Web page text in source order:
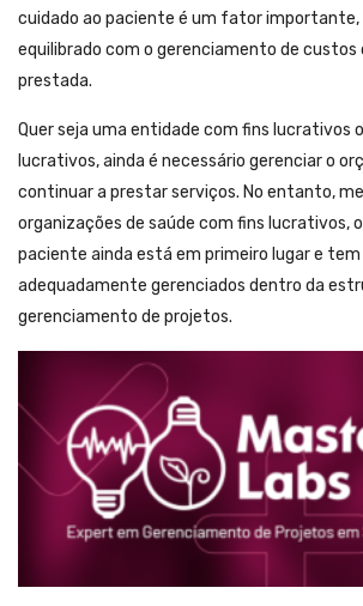
cuidado ao paciente é um fator importante,
equilibrado com o gerenciamento de custos
prestada.
Quer seja uma entidade com fins lucrativos
lucrativos, ainda é necessário gerenciar o
continuar a prestar serviços. No entanto,
organizações de saúde com fins lucrativos,
paciente ainda está em primeiro lugar e tem
adequadamente gerenciados dentro da
gerenciamento de projetos.